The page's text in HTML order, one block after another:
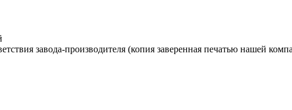
завода-производителя (копия заверенная печатью нашей